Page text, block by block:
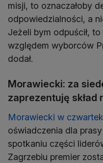
misji, to oznaczałoby
odpowiedzialności, a
Jeżeli bym odpuścił,
względem wyborców
dodał.
Morawiecki: za
zaprezentuję skład
Morawiecki w
oświadczenia dla
spotkaniu części
Zagrzebiu premier